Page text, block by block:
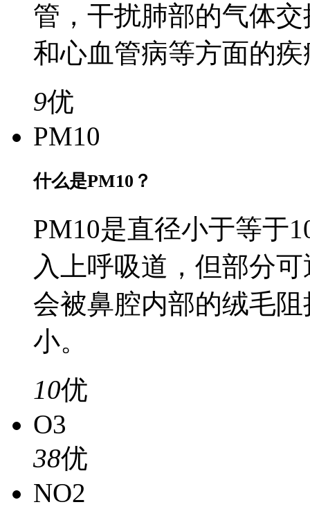
管，干扰肺部的气体
和心血管病等方面的疾
9优
PM10
什么是PM10？
PM10是直径小于等于
入上呼吸道，但部分
会被鼻腔内部的绒毛
小。
10优
O3
38优
NO2